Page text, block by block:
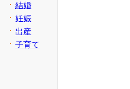
結婚
妊娠
出産
子育て